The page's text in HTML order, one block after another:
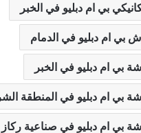
بي ام دبليو في الخبر
بي ام دبليو في الدمام
بي ام دبليو في الخبر
بي ام دبليو في المنطقة
بي ام دبليو في صناعية ركاز